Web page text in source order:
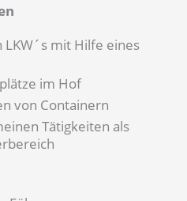
LKW´s mit Hilfe eines
im Hof
von Containern
Tätigkeiten als